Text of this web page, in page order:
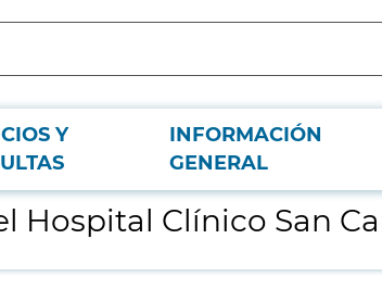
Y
INFORMACIÓN
GENERAL
Hospital Clínico San